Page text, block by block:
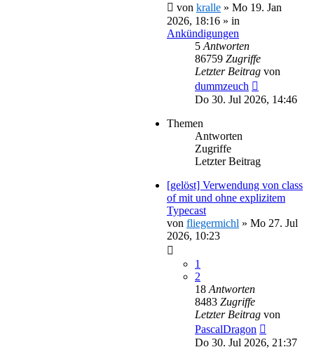
von kralle » Mo 19. Jan
2026, 18:16 » in
Ankündigungen
5 Antworten
86759 Zugriffe
Letzter Beitrag von
dummzeuch
Do 30. Jul 2026, 14:46
Themen
Antworten
Zugriffe
Letzter Beitrag
[gelöst] Verwendung von class
of mit und ohne explizitem
Typecast
von fliegermichl » Mo 27. Jul
2026, 10:23
1
2
18 Antworten
8483 Zugriffe
Letzter Beitrag von
PascalDragon
Do 30. Jul 2026, 21:37